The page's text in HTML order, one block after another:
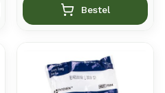
Bestel